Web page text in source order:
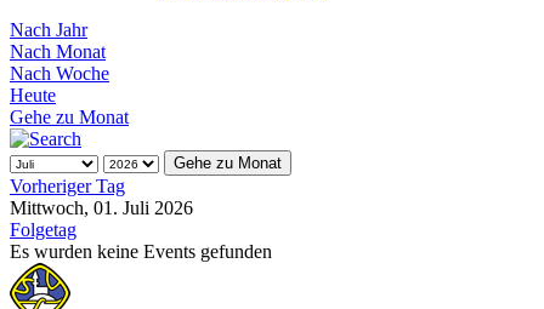
Nach Jahr
Nach Monat
Nach Woche
Heute
Gehe zu Monat
Gehe zu Monat
Vorheriger Tag
Mittwoch, 01. Juli 2026
Folgetag
Es wurden keine Events gefunden